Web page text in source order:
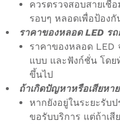
ควรตรวจสอบสายเชื่
รอบๆ หลอดเพื่อป้องกั
ราคาของหลอด LED ร
ราคาของหลอด LED
แบบ และฟังก์ชั่น โดย
ขึ้นไป
ถ้าเกิดปัญหาหรือเสียหา
หากยังอยู่ในระยะรับ
ขอรับบริการ แต่ถ้าเสี